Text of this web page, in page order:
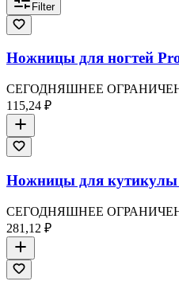
Filter
Ножницы для ногтей
СЕГОДНЯШНЕЕ
115,24 ₽
Ножницы для кутикулы
СЕГОДНЯШНЕЕ
281,12 ₽